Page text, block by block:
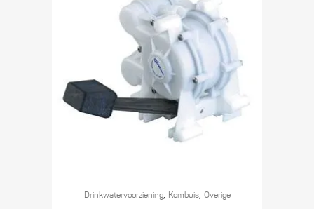
Drinkwater­voorziening, Kombuis, Overige